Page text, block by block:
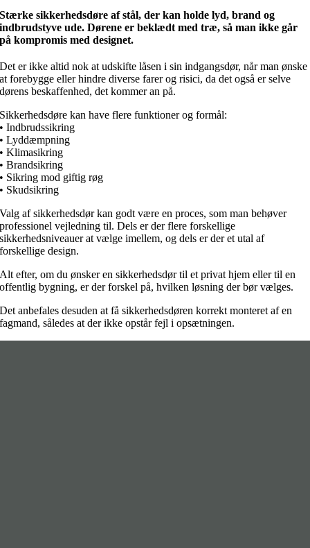
Stærke sikkerhedsdøre af stål, der kan holde lyd, brand og
indbrudstyve ude. Dørene er beklædt med træ, så man ikke går
på kompromis med designet.
Det er ikke altid nok at udskifte låsen i sin indgangsdør, når man ønske
at forebygge eller hindre diverse farer og risici, da det også er selve
dørens beskaffenhed, det kommer an på.
Sikkerhedsdøre kan have flere funktioner og formål:
• Indbrudssikring
• Lyddæmpning
• Klimasikring
• Brandsikring
• Sikring mod giftig røg
• Skudsikring
Valg af sikkerhedsdør kan godt være en proces, som man behøver
professionel vejledning til. Dels er der flere forskellige
sikkerhedsniveauer at vælge imellem, og dels er der et utal af
forskellige design.
Alt efter, om du ønsker en sikkerhedsdør til et privat hjem eller til en
offentlig bygning, er der forskel på, hvilken løsning der bør vælges.
Det anbefales desuden at få sikkerhedsdøren korrekt monteret af en
fagmand, således at der ikke opstår fejl i opsætningen.